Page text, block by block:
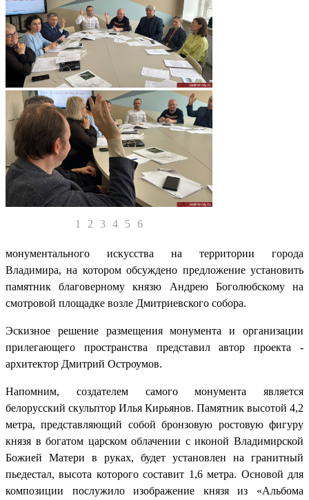
1 2 3 4 5 6
монументального искусства на территории города
Владимира, на котором обсуждено предложение установить
памятник благоверному князю Андрею Боголюбскому на
смотровой площадке возле Дмитриевского собора.
Эскизное решение размещения монумента и организации
прилегающего пространства представил автор проекта -
архитектор Дмитрий Остроумов.
Напомним, создателем самого монумента является
белорусский скульптор Илья Кирьянов. Памятник высотой 4,2
метра, представляющий собой бронзовую ростовую фигуру
князя в богатом царском облачении с иконой Владимирской
Божией Матери в руках, будет установлен на гранитный
пьедестал, высота которого составит 1,6 метра. Основой для
композиции послужило изображение князя из «Альбома